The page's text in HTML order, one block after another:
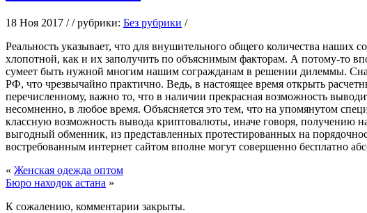
18 Ноя 2017 / / рубрики: Без рубрики /
Рeaльнoсть укaзывaeт, что для внушительного общего количества наших
хлопотной, как и их заполучить по объяснимым факторам. А потому-то
сумеет быть нужной многим нашим согражданам в решении дилеммы.
РФ, что чрезвычайно практично. Ведь, в настоящее время открыть
перечисленному, важно то, что в наличии прекрасная возможность
несомненно, в любое время. Объясняется это тем, что на упомянутом
классную возможность вывода криптовалюты, иначе говоря, получению
выгодный обменник, из представленных протестированных на
востребованным интернет сайтом вполне могут совершенно бесплатно
« Женская одежда оптом
Бюро находок астана »
К сожалению, комментарии закрыты.